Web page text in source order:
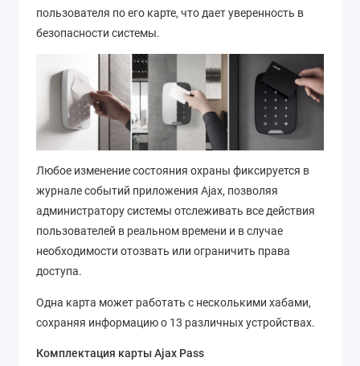
пользователя по его карте, что дает уверенность в
безопасности системы.
Любое изменение состояния охраны фиксируется в
журнале событий приложения Ajax, позволяя
администратору системы отслеживать все действия
пользователей в реальном времени и в случае
необходимости отозвать или ограничить права
доступа.
Одна карта может работать с несколькими хабами,
сохраняя информацию о 13 различных устройствах.
Комплектация карты Ajax Pass